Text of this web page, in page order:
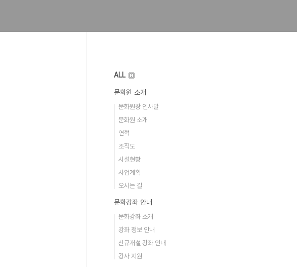
ALL
문화원 소개
문화원장 인사말
문화원 소개
연혁
조직도
시설현황
사업계획
오시는 길
문화강좌 안내
문화강좌 소개
강좌 정보 안내
신규개설 강좌 안내
강사 지원